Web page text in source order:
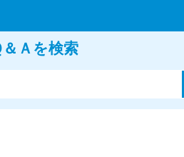
＆Ａを検索